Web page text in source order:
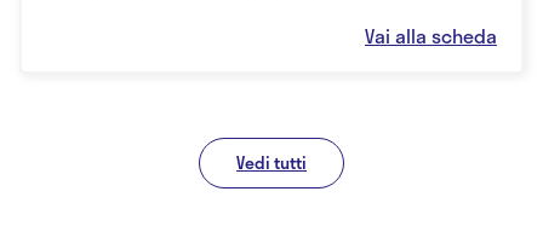
Vai alla scheda
Vedi tutti